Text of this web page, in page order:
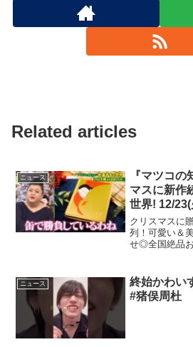
Related articles
ニュース
『マツコ
マスに新作
世界! 12/23(
クリスマスに
列！可愛い＆
せ◎全国絶品
ニュース
終始かわい
#猪俣周杜